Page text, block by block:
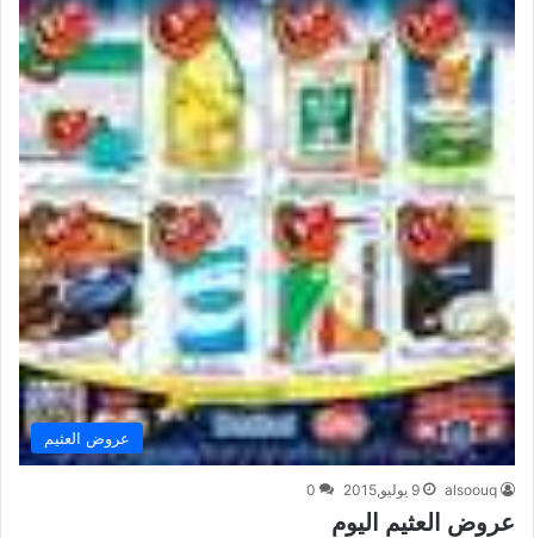
عروض العثيم
alsoouq 9 يوليو,2015 0
عروض العثيم اليوم